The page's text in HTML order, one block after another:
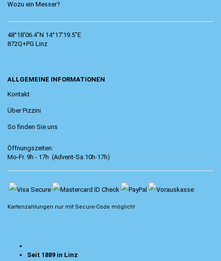
Wozu ein Messer?
48°18'06.4"N 14°17'19.5"E
872Q+PG Linz
ALLGEMEINE INFORMATIONEN
Kontakt
Über Pizzini
So finden Sie uns
Öffnungszeiten:
Mo-Fr. 9h - 17h (Advent-Sa.10h-17h)
Kartenzahlungen nur mit Secure-Code möglich!
Seit 1889 in Linz